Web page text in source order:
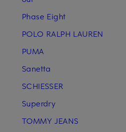
Phase Eight
POLO RALPH LAUREN
PUMA
Sanetta
SCHIESSER
Superdry
TOMMY JEANS